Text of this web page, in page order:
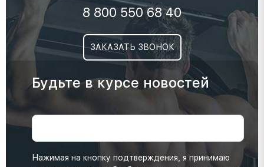
8 800 550 68 40
ЗАКАЗАТЬ ЗВОНОК
Будьте в курсе новостей
Нажимая на кнопку подтверждения, я принимаю